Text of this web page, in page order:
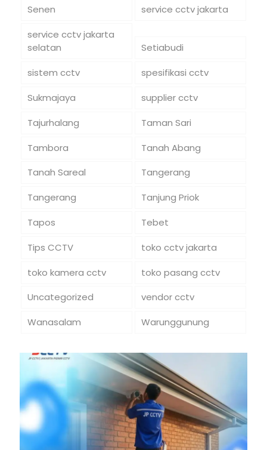
Senen
service cctv jakarta
service cctv jakarta
selatan
Setiabudi
sistem cctv
spesifikasi cctv
Sukmajaya
supplier cctv
Tajurhalang
Taman Sari
Tambora
Tanah Abang
Tanah Sareal
Tangerang
Tangerang
Tanjung Priok
Tapos
Tebet
Tips CCTV
toko cctv jakarta
toko kamera cctv
toko pasang cctv
Uncategorized
vendor cctv
Wanasalam
Warunggunung